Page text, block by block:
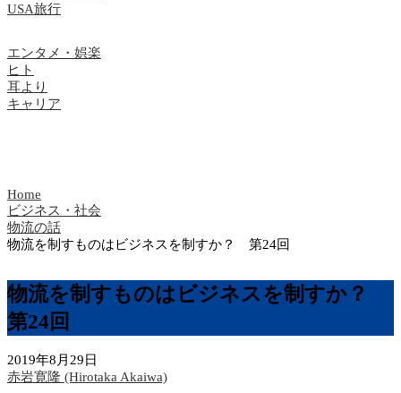
USA旅行
エンタメ・娯楽
ヒト
耳より
キャリア
Home
ビジネス・社会
物流の話
物流を制すものはビジネスを制すか？ 第24回
物流を制すものはビジネスを制すか？
第24回
2019年8月29日
赤岩寛隆 (Hirotaka Akaiwa)